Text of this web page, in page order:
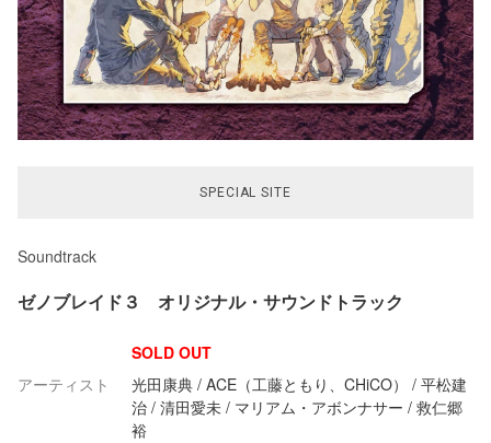
SPECIAL SITE
Soundtrack
ゼノブレイド３ オリジナル・サウンドトラック
SOLD OUT
アーティスト
光田康典 / ACE（工藤ともり、CHiCO） / 平松建
治 / 清田愛未 / マリアム・アボンナサー / 救仁郷
裕